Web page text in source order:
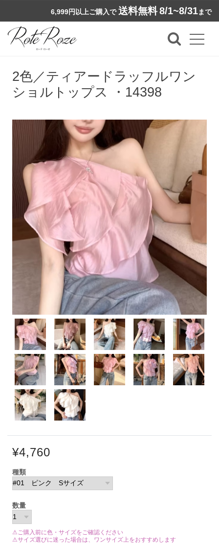
6,999円以上ご購入で 送料無料8/1~8/31まで
2色／ティアードラッフルワン
ショルトップス ・14398
¥4,760
種類
数量
⚠ご購入前に色・サイズをご確認ください
⚠サイズ選びに迷った場合は、ワンサイズ上をおすすめします